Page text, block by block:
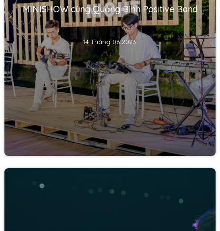
MINISHOW cùng Quảng Bình Positive Band
14 Tháng 06 2023